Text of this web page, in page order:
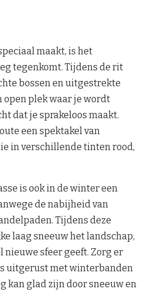
maakt, is het
tegenkomt. Tijdens de rit
bossen en uitgestrekte
open plek waar je wordt
dat je sprakeloos maakt.
een spektakel van
in verschillende tinten rood,
is ook in de winter een
de nabijheid van
Tijdens deze
laag sneeuw het landschap,
nieuwe sfeer geeft. Zorg er
uitgerust met winterbanden
kan glad zijn door sneeuw en